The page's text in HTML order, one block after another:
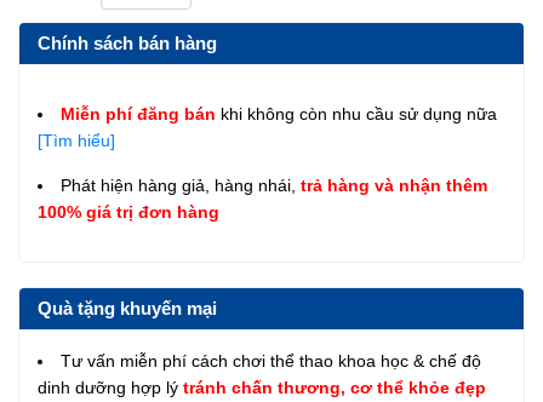
Chính sách bán hàng
Miễn phí đăng bán khi không còn nhu cầu sử dụng nữa
[Tìm hiểu]
Phát hiện hàng giả, hàng nhái, trả hàng và nhận thêm
100% giá trị đơn hàng
Quà tặng khuyến mại
Tư vấn miễn phí cách chơi thể thao khoa học & chế độ
dinh dưỡng hợp lý tránh chấn thương, cơ thể khỏe đẹp